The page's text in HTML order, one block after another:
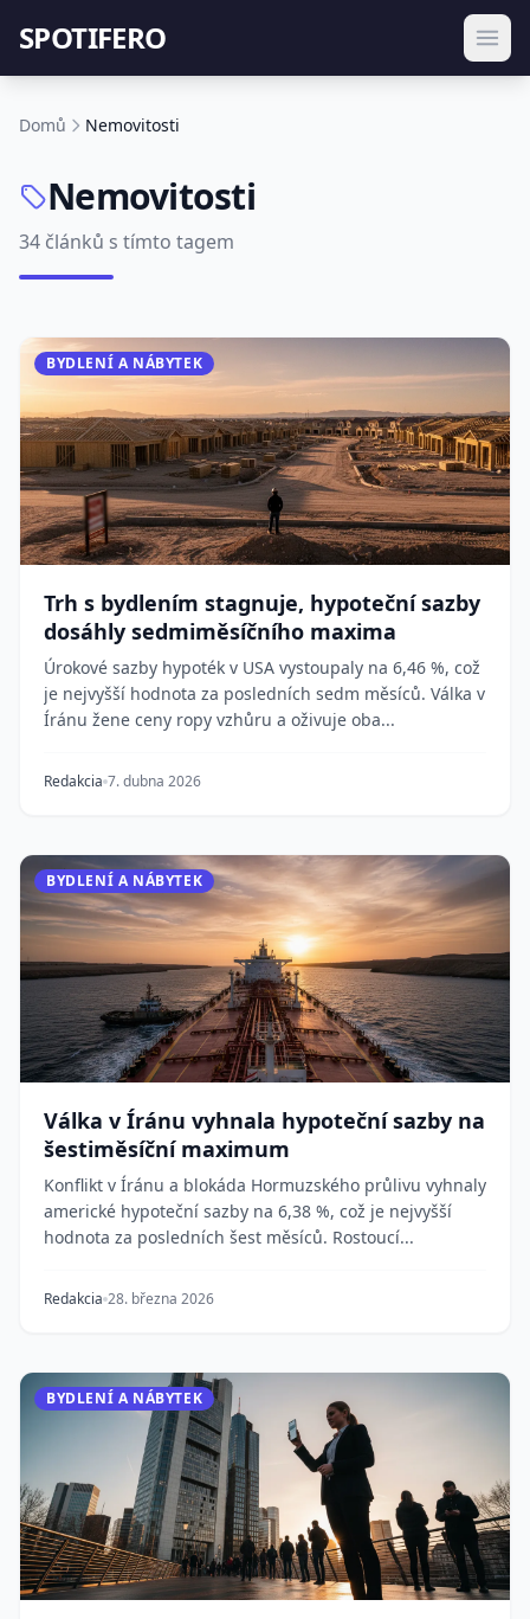
SPOTIFERO
Domů Nemovitosti
Nemovitosti
34 článků s tímto tagem
BYDLENÍ A NÁBYTEK
Trh s bydlením stagnuje, hypoteční sazby
dosáhly sedmiměsíčního maxima
Úrokové sazby hypoték v USA vystoupaly na 6,46 %, což
je nejvyšší hodnota za posledních sedm měsíců. Válka v
Íránu žene ceny ropy vzhůru a oživuje oba...
Redakcia 7. dubna 2026
BYDLENÍ A NÁBYTEK
Válka v Íránu vyhnala hypoteční sazby na
šestiměsíční maximum
Konflikt v Íránu a blokáda Hormuzského průlivu vyhnaly
americké hypoteční sazby na 6,38 %, což je nejvyšší
hodnota za posledních šest měsíců. Rostoucí...
Redakcia 28. března 2026
BYDLENÍ A NÁBYTEK